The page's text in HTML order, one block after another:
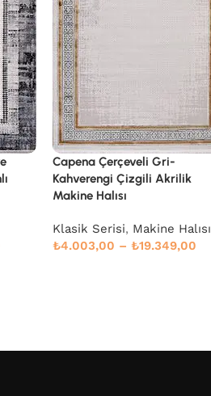
Corese Çerçeveli Gri-Lacivert
Çizgili Akrilik Makine Halısı
Klasik Serisi, Makine Halısı
₺4.003,00 – ₺19.349,00